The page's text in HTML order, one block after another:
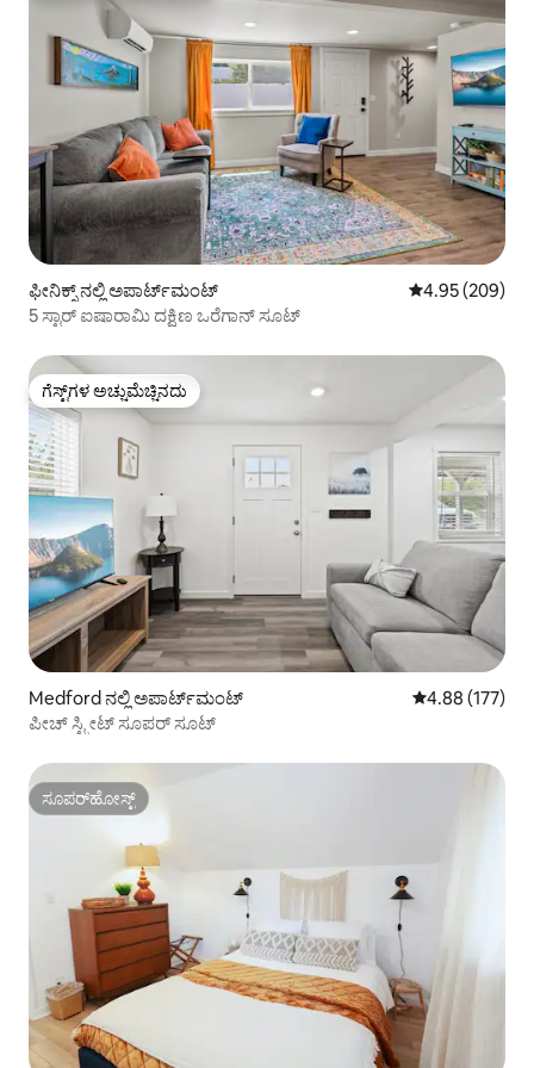
ಫೀನಿಕ್ಸ್ ನಲ್ಲಿ ಅಪಾರ್ಟ್‌ಮಂಟ್ 5 ರಲ್ಲಿ 4.95
4.95 (209)
5 ಸ್ಟಾರ್ ಐಷಾರಾಮಿ ದಕ್ಷಿಣ ಒರೆಗಾನ್ ಸೂಟ್
ಗೆಸ್ಟ್‌ಗಳ ಅಚ್ಚುಮೆಚ್ಚಿನದು
ಗೆಸ್ಟ್‌ಗಳ ಅಚ್ಚುಮೆಚ್ಚಿನದು
Medford ನಲ್ಲಿ ಅಪಾರ್ಟ್‌ಮಂಟ್ 5 ರಲ್ಲಿ 4.88
4.88 (177)
ಪೀಚ್ ಸ್ಟ್ರೀಟ್ ಸೂಪರ್ ಸೂಟ್
ಸೂಪರ್‌ಹೋಸ್ಟ್
ಸೂಪರ್‌ಹೋಸ್ಟ್